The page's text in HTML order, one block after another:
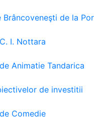
Brâncoveneşti de la
I. Nottara
Animatie Tandarica
de investitii
Comedie